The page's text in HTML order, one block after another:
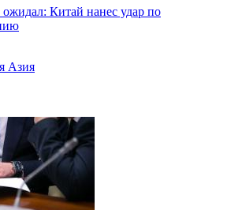
Китай нанес удар по
Азия